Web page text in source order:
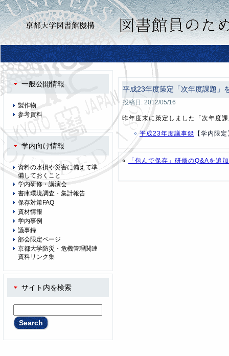
一般公開情報
製作物
参考資料
学内向け情報
資料の水損や災害に備えて準
備しておくこと
学内研修・講演会
書庫環境調査・集計報告
保存対策FAQ
資材情報
学内事例
議事録
部会限定ページ
京都大学防災・危機管理関連
資料リンク集
サイト内を検索
平成23年度策定「次年度課題」
投稿日: 2012/05/16
昨年度末に策定しました「次年度
平成23年度議事録 【学内限
« 「包んで保存」研修のQ&Aを追